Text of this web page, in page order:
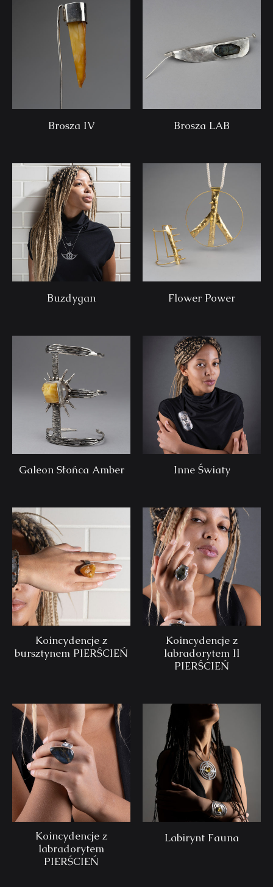
Brosza IV Brosza LAB
Buzdygan Flower Power
Galeon Słońca Amber Inne Światy
Koincydencje z
bursztynem PIERŚCIEŃ
Koincydencje z
labradorytem II
PIERŚCIEŃ
Koincydencje z
labradorytem
PIERŚCIEŃ
Labirynt Fauna